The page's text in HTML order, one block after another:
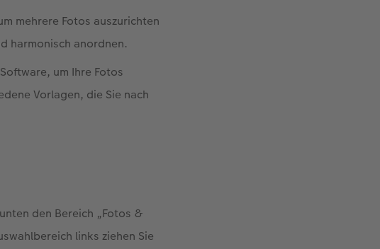
mehrere Fotos auszurichten
harmonisch anordnen.
um Ihre Fotos
Vorlagen, die Sie nach
den Bereich „Fotos &
links ziehen Sie